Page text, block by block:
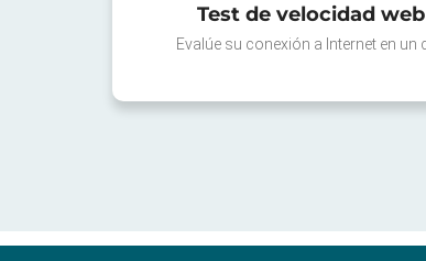
Test de velocidad web
Evalúe su conexión a Internet en un